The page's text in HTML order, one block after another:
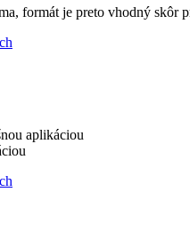
formát je preto vhodný skôr
aplikáciou